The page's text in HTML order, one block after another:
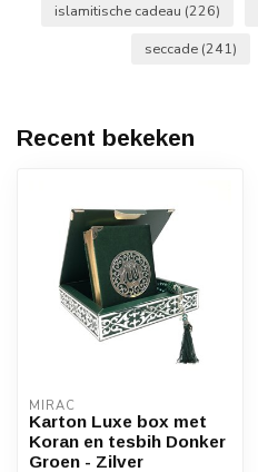
islamitische cadeau (226)
seccade (241)
Recent bekeken
MIRAC
Karton Luxe box met
Koran en tesbih Donker
Groen - Zilver